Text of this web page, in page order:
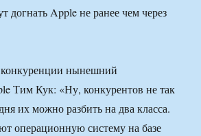
догнать Apple не ранее чем через
конкуренции нынешний
Тим Кук: «Ну, конкурентов не так
их можно разбить на два класса.
операционную систему на базе